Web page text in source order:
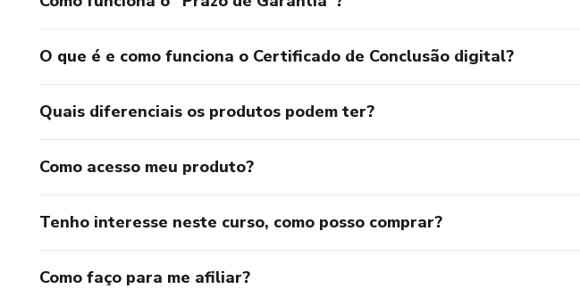
O que é e como funciona o Certificado de Conclusão digital?
Quais diferenciais os produtos podem ter?
Como acesso meu produto?
Tenho interesse neste curso, como posso comprar?
Como faço para me afiliar?